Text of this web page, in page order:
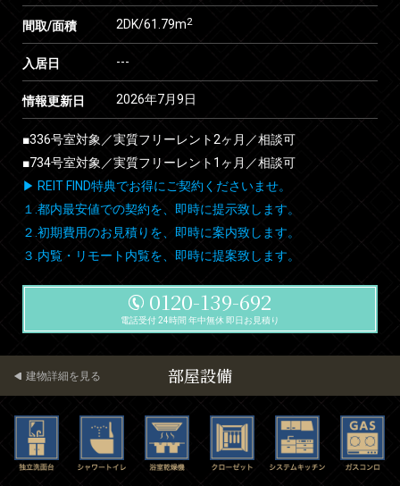
間取/面積 2DK/61.79m2
入居日 ---
情報更新日 2026年7月9日
■336号室対象／実質フリーレント2ヶ月／相談可
■734号室対象／実質フリーレント1ヶ月／相談可
▶ REIT FIND特典でお得にご契約くださいませ。
１.都内最安値での契約を、即時に提示致します。
２.初期費用のお見積りを、即時に案内致します。
３.内覧・リモート内覧を、即時に提案致します。
0120-139-692
電話受付 24時間 年中無休 即日お見積り
部屋設備
建物詳細を見る